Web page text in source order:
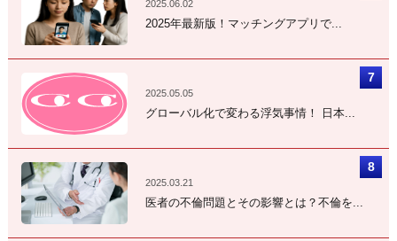
2025.06.02
2025年最新版！マッチングアプリで...
2025.05.05
グローバル化で変わる浮気事情！ 日本...
2025.03.21
医者の不倫問題とその影響とは？不倫を...